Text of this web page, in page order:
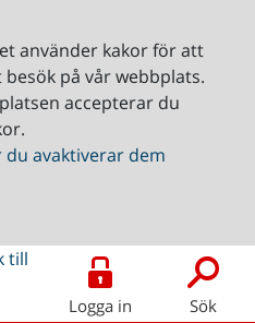
använder kakor för att
på vår webbplats.
accepterar du
avaktiverar dem
Logga in Sök